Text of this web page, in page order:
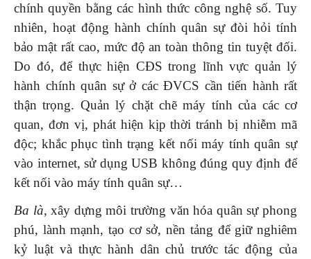
chính quyền bằng các hình thức công nghệ số. Tuy
nhiên, hoạt động hành chính quân sự đòi hỏi tính
bảo mật rất cao, mức độ an toàn thông tin tuyệt đối.
Do đó, để thực hiện CĐS trong lĩnh vực quản lý
hành chính quân sự ở các ĐVCS cần tiến hành rất
thận trọng. Quản lý chặt chẽ máy tính của các cơ
quan, đơn vị, phát hiện kịp thời tránh bị nhiễm mã
độc; khắc phục tình trạng kết nối máy tính quân sự
vào internet, sử dụng USB không đúng quy định để
kết nối vào máy tính quân sự…
Ba là,xây dựng môi trường văn hóa quân sự phong
phú, lành mạnh, tạo cơ sở, nền tảng để giữ nghiêm
kỷ luật và thực hành dân chủ trước tác động của